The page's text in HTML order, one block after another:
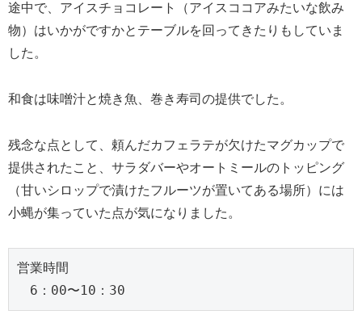
途中で、アイスチョコレート（アイスココアみたいな飲み
物）はいかがですかとテーブルを回ってきたりもしていま
した。
和食は味噌汁と焼き魚、巻き寿司の提供でした。
残念な点として、頼んだカフェラテが欠けたマグカップで
提供されたこと、サラダバーやオートミールのトッピング
（甘いシロップで漬けたフルーツが置いてある場所）には
小蝿が集っていた点が気になりました。
営業時間
6：00〜10：30